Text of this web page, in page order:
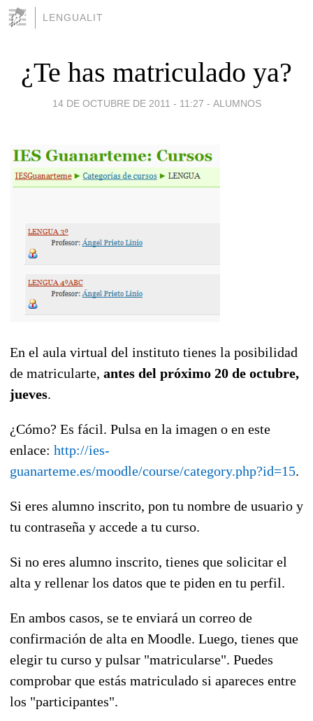
LENGUALIT
¿Te has matriculado ya?
14 DE OCTUBRE DE 2011 - 11:27 - ALUMNOS
En el aula virtual del instituto tienes la posibilidad
de matricularte, antes del próximo 20 de octubre,
jueves.
¿Cómo? Es fácil. Pulsa en la imagen o en este
enlace: http://ies-
guanarteme.es/moodle/course/category.php?id=15.
Si eres alumno inscrito, pon tu nombre de usuario y
tu contraseña y accede a tu curso.
Si no eres alumno inscrito, tienes que solicitar el
alta y rellenar los datos que te piden en tu perfil.
En ambos casos, se te enviará un correo de
confirmación de alta en Moodle. Luego, tienes que
elegir tu curso y pulsar "matricularse". Puedes
comprobar que estás matriculado si apareces entre
los "participantes".